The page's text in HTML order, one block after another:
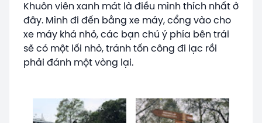
Khuôn viên xanh mát là điều mình thích nhất ở
đây. Mình đi đến bằng xe máy, cổng vào cho
xe máy khá nhỏ, các bạn chú ý phía bên trái
sẽ có một lối nhỏ, tránh tốn công đi lạc rồi
phải đánh một vòng lại.